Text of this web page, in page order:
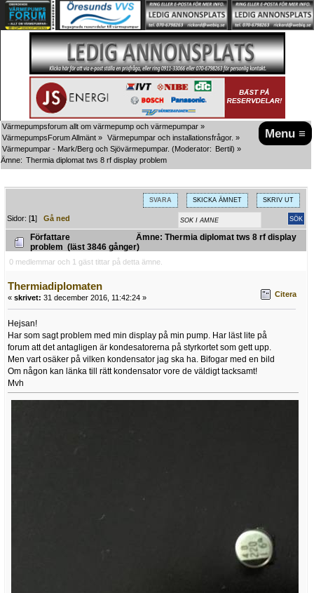
Menu ≡
Värmepumpsforum allt om värmepump och värmepumpar »
VärmepumpsForum Allmänt » Värmepumpar och installationsfrågor. »
Värmepumpar - Mark/Berg och Sjövärmepumpar. (Moderator: Bertil) »
Ämne: Thermia diplomat tws 8 rf display problem
SVARA SKICKA ÄMNET SKRIV UT
Sidor: [1]Gå ned
Författare
Ämne: Thermia diplomat tws 8 rf display
problem (läst 3846 gånger)
0 medlemmar och 1 gäst tittar på detta ämne.
Thermiadiplomaten
« skrivet: 31 december 2016, 11:42:24 » Citera
Hejsan!
Har som sagt problem med min display på min pump. Har läst lite på
forum att det antagligen är kondesatorerna på styrkortet som gett upp.
Men vart osäker på vilken kondensator jag ska ha. Bifogar med en bild
Om någon kan länka till rätt kondensator vore de väldigt tacksamt!
Mvh